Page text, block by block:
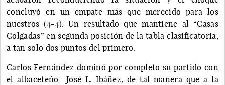
concluyó en un empate más que merecido para los
nuestros (4-4). Un resultado que mantiene al “Casas
Colgadas” en segunda posición de la tabla clasificatoria,
a tan solo dos puntos del primero.
Carlos Fernández dominó por completo su partido con
el albaceteño José L. Ibáñez, de tal manera que a la